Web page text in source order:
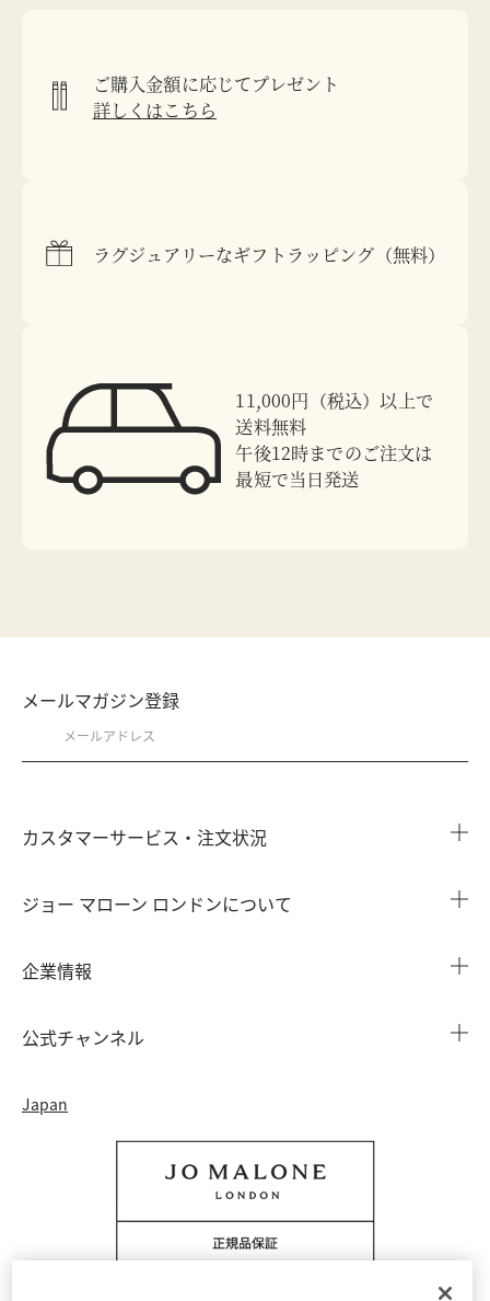
ご購入金額に応じてプレゼント
詳しくはこちら
ラグジュアリーなギフトラッピング（無料）
11,000円（税込）以上で
送料無料
午後12時までのご注文は
最短で当日発送
メールマガジン登録
カスタマーサービス・注文状況
会員情報
注文履歴
返品・交換について
オンラインショッピングについて
電話でのお問い合わせ 0120-950-701
ジョー マローン ロンドンについて
カウンターサービス予約
フレグランス ファインダー
企業情報
特定商取引法に基づく表示
公式チャンネル
Japan